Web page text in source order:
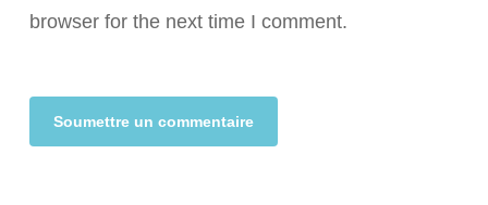
browser for the next time I comment.